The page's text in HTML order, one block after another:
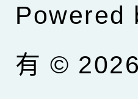
Powered
有 © 2026